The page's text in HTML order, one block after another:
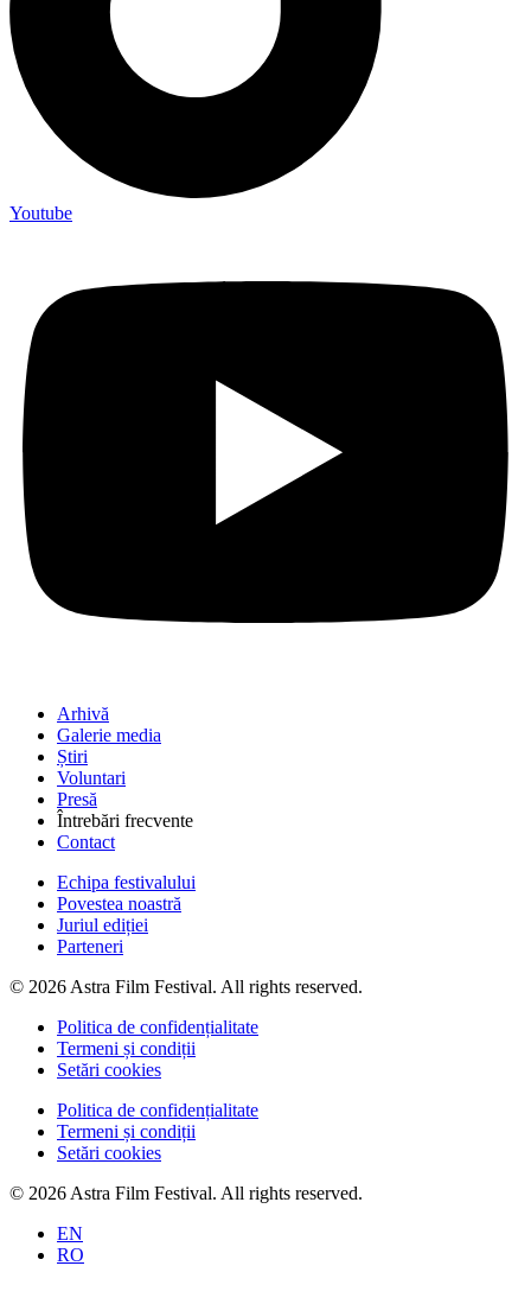
Youtube
Arhivă
Galerie media
Știri
Voluntari
Presă
Întrebări frecvente
Contact
Echipa festivalului
Povestea noastră
Juriul ediției
Parteneri
© 2026 Astra Film Festival. All rights reserved.
Politica de confidențialitate
Termeni și condiții
Setări cookies
Politica de confidențialitate
Termeni și condiții
Setări cookies
© 2026 Astra Film Festival. All rights reserved.
EN
RO